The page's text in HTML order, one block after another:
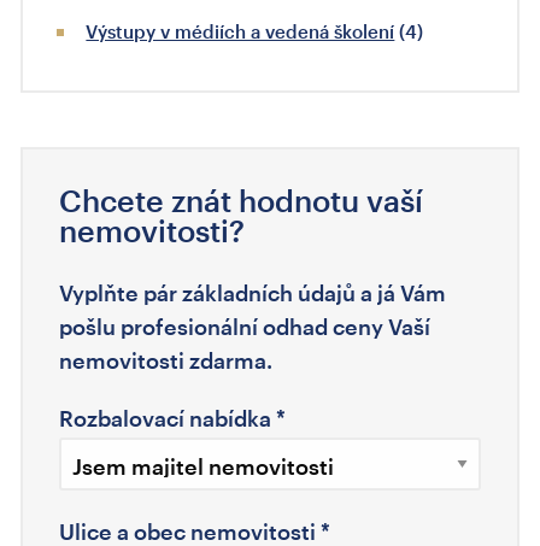
Výstupy v médiích a vedená školení (4)
Chcete znát hodnotu vaší
nemovitosti?
Vyplňte pár základních údajů a já Vám
pošlu profesionální odhad ceny Vaší
nemovitosti zdarma.
Rozbalovací nabídka *
Ulice a obec nemovitosti *